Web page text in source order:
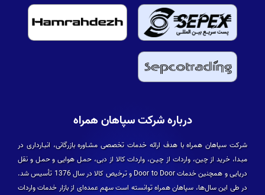
درباره شرکت سپاهان همراه
شرکت سپاهان همراه با هدف ارائه خدمات تخصصی مشـاوره بازرگانی، انبـارداری در
مبـدا، خرید از چین، واردات از چیـن، واردات کالا از دبی، حمـل هوایی و حمـل و نقل
دریایی و همچنین خدمات Door to Door و ترخیص کالا در سال 1376 تأسیس شد.
در طی این سال­‌ها، سپاهان همراه توانسته است سهم عمده­‌ای از بازار خدمات واردات